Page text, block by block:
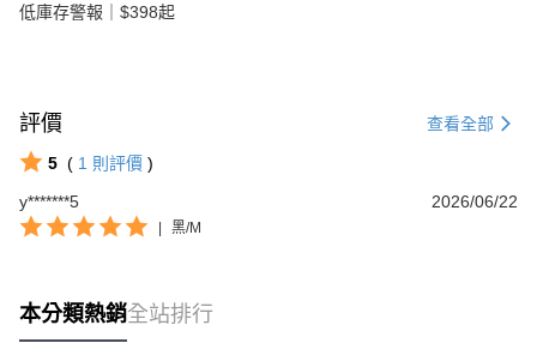
低庫存警報｜$398起
評價 查看全部
5 ( 1 則評價 )
y*******5
2026/06/22
| 黑/M
本分類熱銷全站排行